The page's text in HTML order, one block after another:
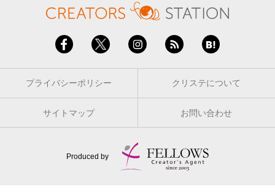
プライバシーポリシー クリステについて
サイトマップ お問い合わせ
Produced by